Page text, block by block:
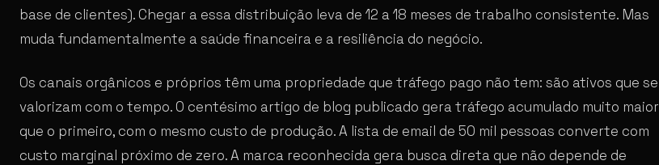
base de clientes). Chegar a essa distribuição leva de 12 a 18 meses de trabalho consistente. Mas
muda fundamentalmente a saúde financeira e a resiliência do negócio.
Os canais orgânicos e próprios têm uma propriedade que tráfego pago não tem: são ativos que se
valorizam com o tempo. O centésimo artigo de blog publicado gera tráfego acumulado muito maior
que o primeiro, com o mesmo custo de produção. A lista de email de 50 mil pessoas converte com
custo marginal próximo de zero. A marca reconhecida gera busca direta que não depende de